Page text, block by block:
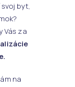
byt,
Vás za
na